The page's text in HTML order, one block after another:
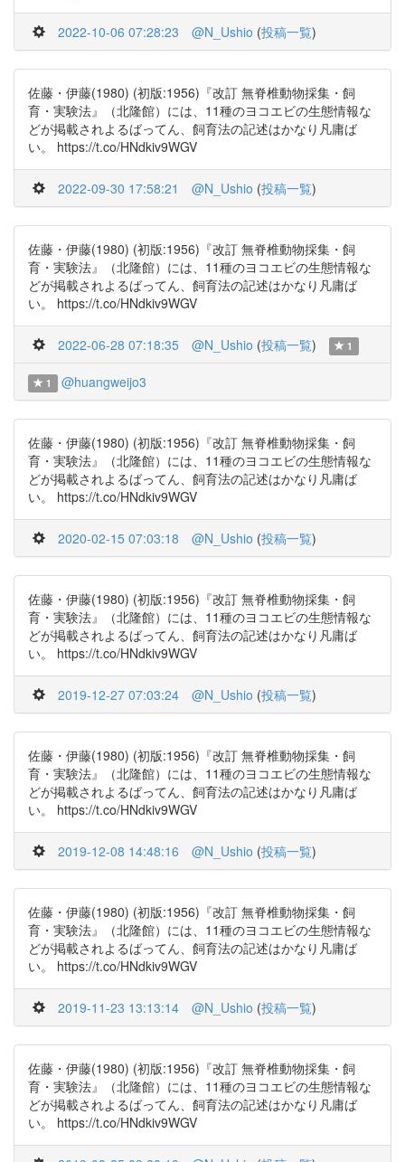
2022-10-06 07:28:23 @N_Ushio (投稿一覧)
佐藤・伊藤(1980) (初版:1956)『改訂 無脊椎動物採集・飼
育・実験法』（北隆館）には、11種のヨコエビの生態情報な
どが掲載されよるばってん、飼育法の記述はかなり凡庸ば
い。 https://t.co/HNdkiv9WGV
2022-09-30 17:58:21 @N_Ushio (投稿一覧)
佐藤・伊藤(1980) (初版:1956)『改訂 無脊椎動物採集・飼
育・実験法』（北隆館）には、11種のヨコエビの生態情報な
どが掲載されよるばってん、飼育法の記述はかなり凡庸ば
い。 https://t.co/HNdkiv9WGV
2022-06-28 07:18:35 @N_Ushio (投稿一覧) 1
1 @huangweijo3
佐藤・伊藤(1980) (初版:1956)『改訂 無脊椎動物採集・飼
育・実験法』（北隆館）には、11種のヨコエビの生態情報な
どが掲載されよるばってん、飼育法の記述はかなり凡庸ば
い。 https://t.co/HNdkiv9WGV
2020-02-15 07:03:18 @N_Ushio (投稿一覧)
佐藤・伊藤(1980) (初版:1956)『改訂 無脊椎動物採集・飼
育・実験法』（北隆館）には、11種のヨコエビの生態情報な
どが掲載されよるばってん、飼育法の記述はかなり凡庸ば
い。 https://t.co/HNdkiv9WGV
2019-12-27 07:03:24 @N_Ushio (投稿一覧)
佐藤・伊藤(1980) (初版:1956)『改訂 無脊椎動物採集・飼
育・実験法』（北隆館）には、11種のヨコエビの生態情報な
どが掲載されよるばってん、飼育法の記述はかなり凡庸ば
い。 https://t.co/HNdkiv9WGV
2019-12-08 14:48:16 @N_Ushio (投稿一覧)
佐藤・伊藤(1980) (初版:1956)『改訂 無脊椎動物採集・飼
育・実験法』（北隆館）には、11種のヨコエビの生態情報な
どが掲載されよるばってん、飼育法の記述はかなり凡庸ば
い。 https://t.co/HNdkiv9WGV
2019-11-23 13:13:14 @N_Ushio (投稿一覧)
佐藤・伊藤(1980) (初版:1956)『改訂 無脊椎動物採集・飼
育・実験法』（北隆館）には、11種のヨコエビの生態情報な
どが掲載されよるばってん、飼育法の記述はかなり凡庸ば
い。 https://t.co/HNdkiv9WGV